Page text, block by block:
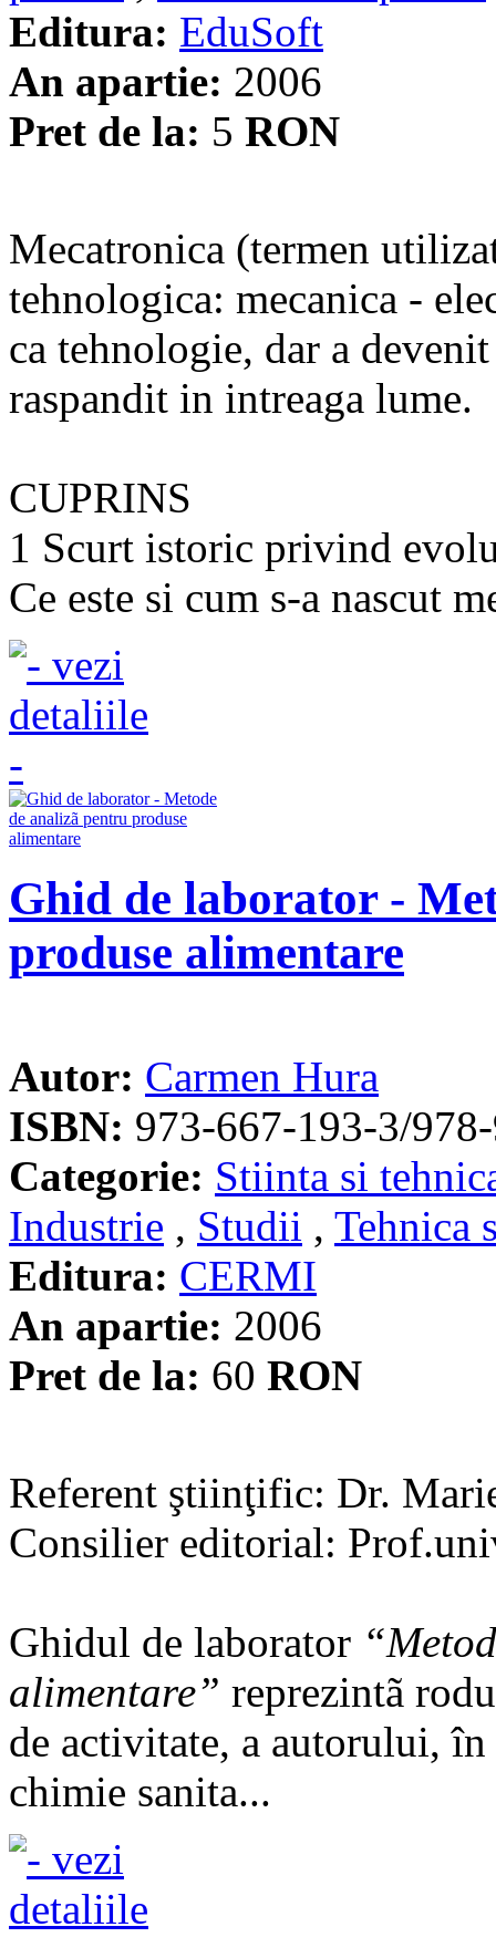
Editura: EduSoft
An apartie: 2006
Pret de la: 5 RON
Mecatronica (termen
tehnologica: mecanica -
ca tehnologie, dar a
raspandit in intreaga lume.
CUPRINS
1 Scurt istoric privind
Ce este si cum s-a nascut
Ghid de laborator -
produse alimentare
Autor: Carmen Hura
ISBN: 973-667-193-3/
Categorie: Stiinta si
Industrie , Studii , Tehnica
Editura: CERMI
An apartie: 2006
Pret de la: 60 RON
Referent ştiinţific: Dr.
Consilier editorial:
Ghidul de laborator
alimentare” reprezintã
de activitate, a autorului,
chimie sanita...